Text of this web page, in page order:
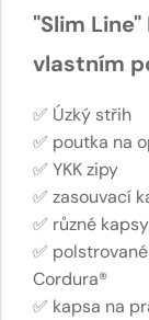
"Slim
vlastním
✅ Úzký střih
✅ poutka na
✅ YKK zipy
✅ zasouvací
✅ různé
✅
Cordura®
✅ kapsa na